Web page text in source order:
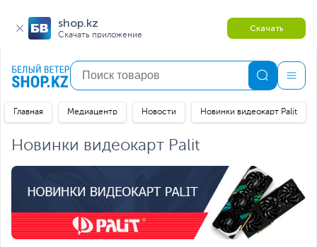
shop.kz
Скачать приложение
Скачать
Главная Медиацентр Новости Новинки видеокарт Palit
Новинки видеокарт Palit